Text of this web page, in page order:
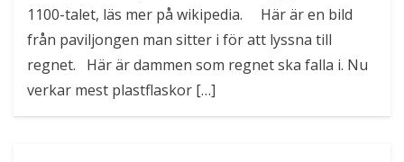
1100-talet, läs mer på wikipedia. Här är en bild
från paviljongen man sitter i för att lyssna till
regnet. Här är dammen som regnet ska falla i. Nu
verkar mest plastflaskor […]